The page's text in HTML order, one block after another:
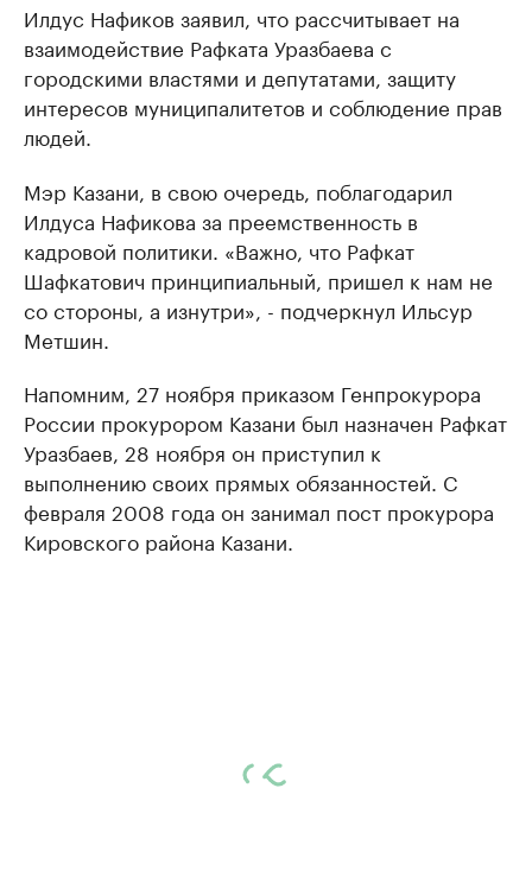
Илдус Нафиков заявил, что рассчитывает на
взаимодействие Рафката Уразбаева с
городскими властями и депутатами, защиту
интересов муниципалитетов и соблюдение прав
людей.
Мэр Казани, в свою очередь, поблагодарил
Илдуса Нафикова за преемственность в
кадровой политики. «Важно, что Рафкат
Шафкатович принципиальный, пришел к нам не
со стороны, а изнутри», - подчеркнул Ильсур
Метшин.
Напомним, 27 ноября приказом Генпрокурора
России прокурором Казани был назначен Рафкат
Уразбаев, 28 ноября он приступил к
выполнению своих прямых обязанностей. С
февраля 2008 года он занимал пост прокурора
Кировского района Казани.